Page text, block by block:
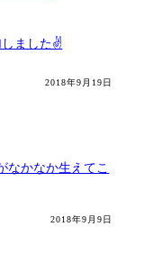
しました✌️
2018年9月19日
なかなか生えてこ
2018年9月9日